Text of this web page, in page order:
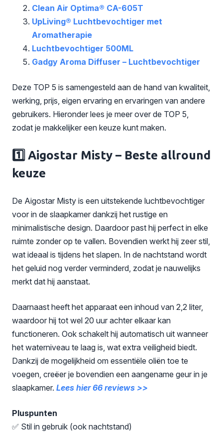
Clean Air Optima® CA-605T
UpLiving® Luchtbevochtiger met
Aromatherapie
Luchtbevochtiger 500ML
Gadgy Aroma Diffuser – Luchtbevochtiger
Deze TOP 5 is samengesteld aan de hand van kwaliteit,
werking, prijs, eigen ervaring en ervaringen van andere
gebruikers. Hieronder lees je meer over de TOP 5,
zodat je makkelijker een keuze kunt maken.
1️⃣ Aigostar Misty – Beste allround
keuze
De Aigostar Misty is een uitstekende luchtbevochtiger
voor in de slaapkamer dankzij het rustige en
minimalistische design. Daardoor past hij perfect in elke
ruimte zonder op te vallen. Bovendien werkt hij zeer stil,
wat ideaal is tijdens het slapen. In de nachtstand wordt
het geluid nog verder verminderd, zodat je nauwelijks
merkt dat hij aanstaat.
Daarnaast heeft het apparaat een inhoud van 2,2 liter,
waardoor hij tot wel 20 uur achter elkaar kan
functioneren. Ook schakelt hij automatisch uit wanneer
het waterniveau te laag is, wat extra veiligheid biedt.
Dankzij de mogelijkheid om essentiële oliën toe te
voegen, creëer je bovendien een aangename geur in je
slaapkamer. Lees hier 66 reviews >>
Pluspunten
✅ Stil in gebruik (ook nachtstand)